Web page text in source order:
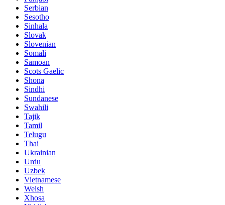
Serbian
Sesotho
Sinhala
Slovak
Slovenian
Somali
Samoan
Scots Gaelic
Shona
Sindhi
Sundanese
Swahili
Tajik
Tamil
Telugu
Thai
Ukrainian
Urdu
Uzbek
Vietnamese
Welsh
Xhosa